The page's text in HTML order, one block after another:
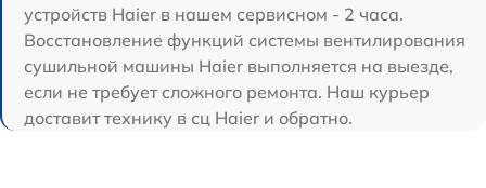
устройств Haier в нашем сервисном - 2 часа.
Восстановление функций системы вентилирования
сушильной машины Haier выполняется на выезде,
если не требует сложного ремонта. Наш курьер
доставит технику в сц Haier и обратно.